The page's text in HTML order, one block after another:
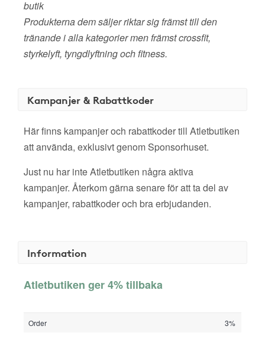
butik
Produkterna dem säljer riktar sig främst till den
tränande i alla kategorier men främst crossfit,
styrkelyft, tyngdlyftning och fitness.
Kampanjer & Rabattkoder
Här finns kampanjer och rabattkoder till Atletbutiken
att använda, exklusivt genom Sponsorhuset.
Just nu har inte Atletbutiken några aktiva
kampanjer. Återkom gärna senare för att ta del av
kampanjer, rabattkoder och bra erbjudanden.
Information
Atletbutiken ger 4% tillbaka
Order 3%